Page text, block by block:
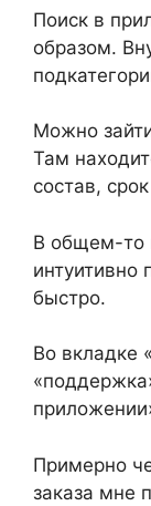
Поиск в
образом.
Можно
Там
состав,
В общем-то
интуитивно
быстро.
Во вкладке
Примерно
заказа мне